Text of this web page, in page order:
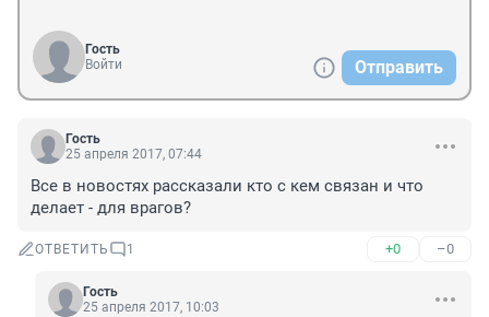
Гость
Войти
Отправить
Гость
25 апреля 2017, 07:44
Все в новостях рассказали кто с кем связан и что
делает - для врагов?
ОТВЕТИТЬ 1 +0 –0
Гость
25 апреля 2017, 10:03